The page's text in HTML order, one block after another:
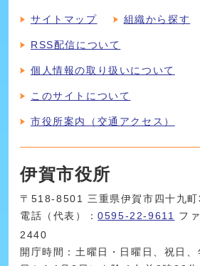
サイトマップ 組織から探す
RSS配信について
個人情報の取り扱いについて
このサイトについて
市役所案内（交通アクセス）
伊賀市役所
〒518-8501 三重県伊賀市四十九
電話（代表）：0595-22-9611
フ
2440
開庁時間：土曜日・日曜日、祝日